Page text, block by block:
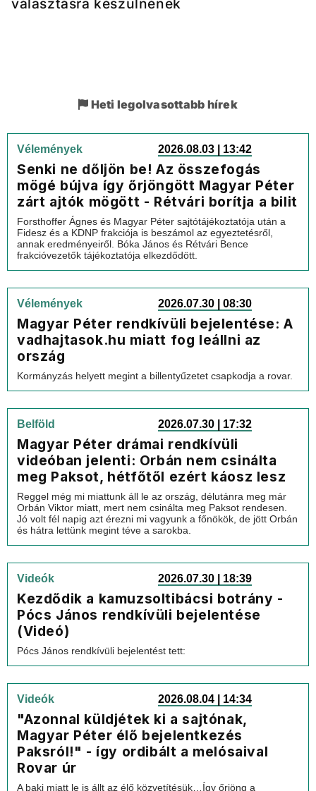
választásra készülnének
Heti legolvasottabb hírek
Vélemények 2026.08.03 | 13:42
Senki ne dőljön be! Az összefogás
mögé bújva így őrjöngött Magyar Péter
zárt ajtók mögött - Rétvári borítja a bilit
Forsthoffer Ágnes és Magyar Péter sajtótájékoztatója után a
Fidesz és a KDNP frakciója is beszámol az egyeztetésről,
annak eredményeiről. Bóka János és Rétvári Bence
frakcióvezetők tájékoztatója elkezdődött.
Vélemények 2026.07.30 | 08:30
Magyar Péter rendkívüli bejelentése: A
vadhajtasok.hu miatt fog leállni az
ország
Kormányzás helyett megint a billentyűzetet csapkodja a rovar.
Belföld 2026.07.30 | 17:32
Magyar Péter drámai rendkívüli
videóban jelenti: Orbán nem csinálta
meg Paksot, hétfőtől ezért káosz lesz
Reggel még mi miattunk áll le az ország, délutánra meg már
Orbán Viktor miatt, mert nem csinálta meg Paksot rendesen.
Jó volt fél napig azt érezni mi vagyunk a főnökök, de jött Orbán
és hátra lettünk megint téve a sarokba.
Videók 2026.07.30 | 18:39
Kezdődik a kamuzsoltibácsi botrány -
Pócs János rendkívüli bejelentése
(Videó)
Pócs János rendkívüli bejelentést tett:
Videók 2026.08.04 | 14:34
"Azonnal küldjétek ki a sajtónak,
Magyar Péter élő bejelentkezés
Paksról!" - így ordibált a melósaival
Rovar úr
A baki miatt le is állt az élő közvetítésük…Így őrjöng a